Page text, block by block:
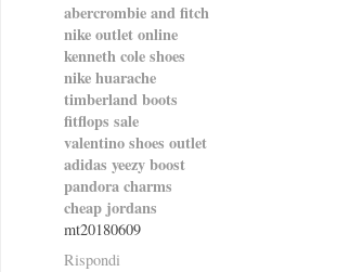
abercrombie and fitch
nike outlet online
kenneth cole shoes
nike huarache
timberland boots
fitflops sale
valentino shoes outlet
adidas yeezy boost
pandora charms
cheap jordans
mt20180609
Rispondi